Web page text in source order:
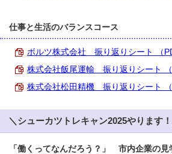
仕事と生活のバランスコース
ボルツ株式会社 振り返りシート （
株式会社飯尾運輸 振り返りシート （
株式会社松田精機 振り返りシート （
＼シューカツトレキャン2025やります
「働くってなんだろう？」 市内企業の見